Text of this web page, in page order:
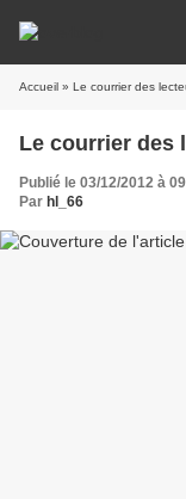
Accueil » Le courrier des
Le courrier des
Publié le 03/12/2012 à
Par hl_66